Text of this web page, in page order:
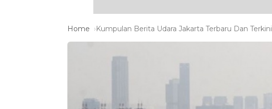
Home Kumpulan Berita Udara Jakarta Terbaru Dan Terkini